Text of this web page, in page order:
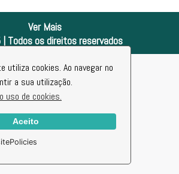
utiliza cookies. Ao navegar no
a sua utilização.
uso de cookies.
Aceito
Ver Mais
Todos os direitos reservados